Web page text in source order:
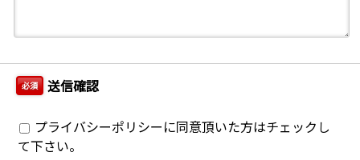
必須 送信確認
プライバシーポリシーに同意頂いた方はチェックし
て下さい。